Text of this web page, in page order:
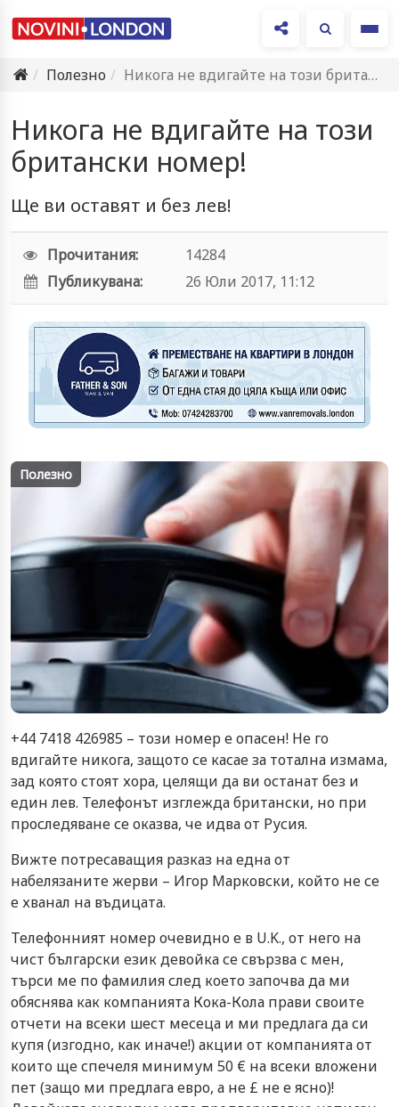
Полезно
Никога не вдигайте на този британски номер!
Никога не вдигайте на този
британски номер!
Ще ви оставят и без лев!
Прочитания:
14284
Публикувана:
26 Юли 2017, 11:12
Полезно
+44 7418 426985 – този номер е опасен! Не го
вдигайте никога, защото се касае за тотална измама,
зад която стоят хора, целящи да ви останат без и
един лев. Телефонът изглежда британски, но при
проследяване се оказва, че идва от Русия.
Вижте потресаващия разказ на една от
набелязаните жерви – Игор Марковски, който не се
е хванал на въдицата.
Телефонният номер очевидно е в U.K., от него на
чист български език девойка се свързва с мен,
търси ме по фамилия след което започва да ми
обяснява как компанията Кока-Кола прави своите
отчети на всеки шест месеца и ми предлага да си
купя (изгодно, как иначе!) акции от компанията от
които ще спечеля минимум 50 € на всеки вложени
пет (защо ми предлага евро, а не £ не е ясно)!